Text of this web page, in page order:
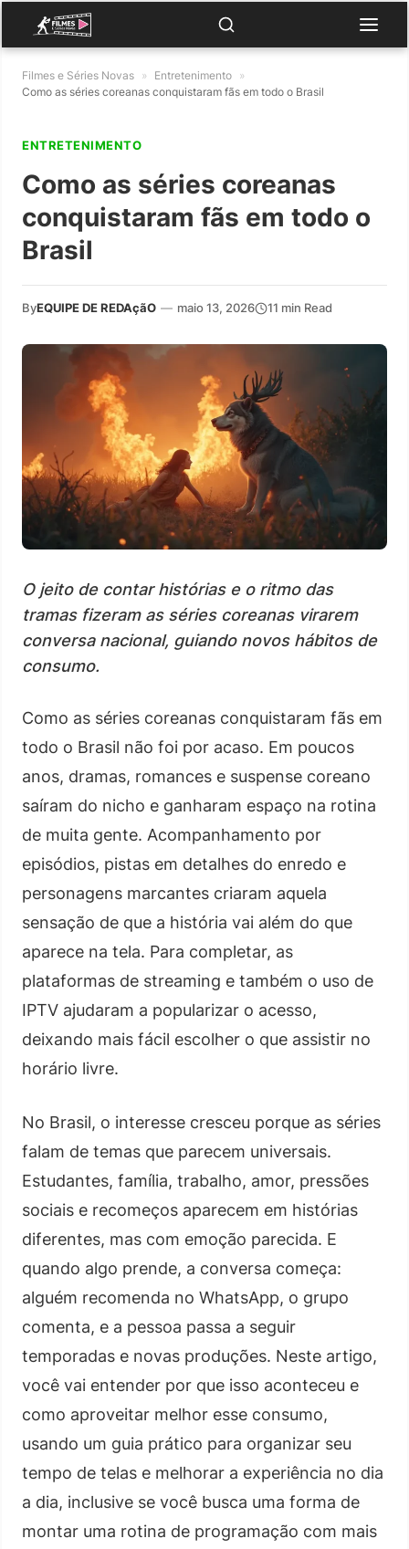
Filmes e Séries Novas » Entretenimento »
Como as séries coreanas conquistaram fãs em todo o Brasil
ENTRETENIMENTO
Como as séries coreanas
conquistaram fãs em todo o
Brasil
ByEQUIPE DE REDAçãO — maio 13, 2026 11 min Read
O jeito de contar histórias e o ritmo das
tramas fizeram as séries coreanas virarem
conversa nacional, guiando novos hábitos de
consumo.
Como as séries coreanas conquistaram fãs em
todo o Brasil não foi por acaso. Em poucos
anos, dramas, romances e suspense coreano
saíram do nicho e ganharam espaço na rotina
de muita gente. Acompanhamento por
episódios, pistas em detalhes do enredo e
personagens marcantes criaram aquela
sensação de que a história vai além do que
aparece na tela. Para completar, as
plataformas de streaming e também o uso de
IPTV ajudaram a popularizar o acesso,
deixando mais fácil escolher o que assistir no
horário livre.
No Brasil, o interesse cresceu porque as séries
falam de temas que parecem universais.
Estudantes, família, trabalho, amor, pressões
sociais e recomeços aparecem em histórias
diferentes, mas com emoção parecida. E
quando algo prende, a conversa começa:
alguém recomenda no WhatsApp, o grupo
comenta, e a pessoa passa a seguir
temporadas e novas produções. Neste artigo,
você vai entender por que isso aconteceu e
como aproveitar melhor esse consumo,
usando um guia prático para organizar seu
tempo de telas e melhorar a experiência no dia
a dia, inclusive se você busca uma forma de
montar uma rotina de programação com mais